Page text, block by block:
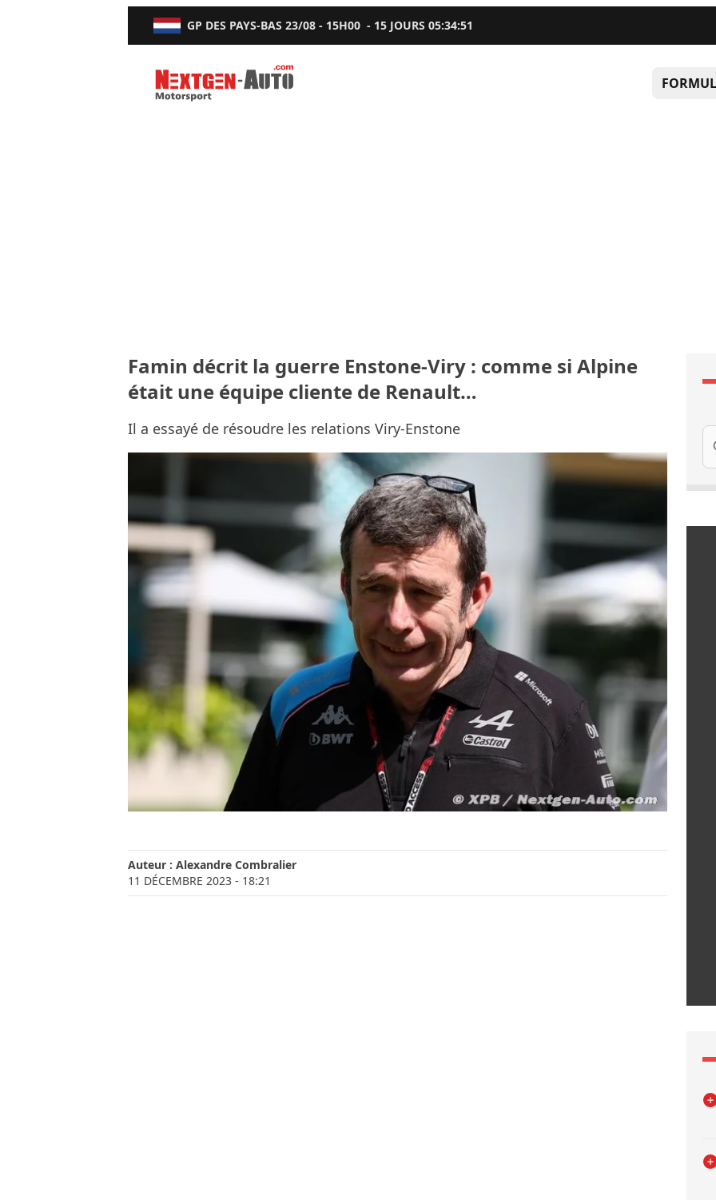
GP DES PAYS-BAS 23/08 - 15H00 - 15 JOURS05:34:50
Nextgen-Auto.com
Famin décrit la guerre Enstone-Viry : comme si Alpine
était une équipe cliente de Renault…
Il a essayé de résoudre les relations Viry-Enstone
Auteur : Alexandre Combralier
11 DÉCEMBRE 2023 - 18:21